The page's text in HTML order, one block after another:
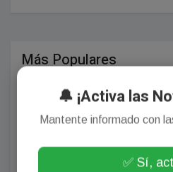
Más Populares
VIEDMA/PATAGONES
🔔 ¡Activa las
Mantente informado con
✅ Sí,